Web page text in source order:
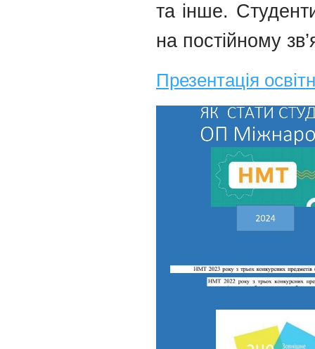
та інше.
на постійному
Презентація